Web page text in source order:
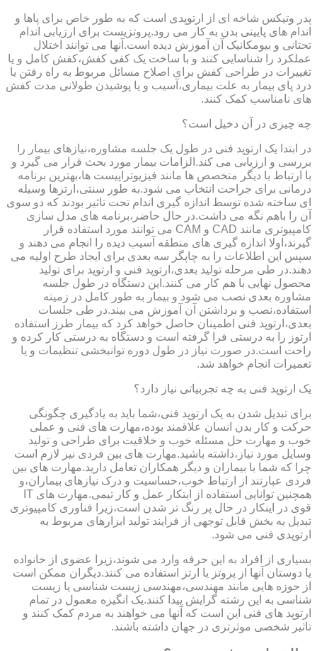
پدر وتیکس شاخه ای از ارتوپدی است که به طور خاص برای پاها و
اندام های پایینی بدن به کار می رود.پروتزیست برای ارزیابی اندام
تحتانی و بیومکانیک آن آموزش دیده است.آنها می توانند اختلال
عملکرد را شناسایی کنند و با ساخت یک کفی کفش،کفش کامل و یا
تغییرات در طراحی کفش برای اصلاح مسائل مربوط به راه رفتن یا
درد پای بیمار به علت بیماری،آسیب و یا پوشیدن طولانی مدت کفش
های نامناسب کمک کنند.
چه چیزی در آن دخیل است؟
در ابتدا یک ارتوپد فنی در طول یک جلسه مشاوره،نیازهای بیمار را
بررسی و ارزیابی می کند.الزامات بیمار مورد بحث قرار می گیرد و
با ارتباط با دیگر متخصص ها مانند فیزیوتراپیست ها،بهترین برنامه
درمانی برای جراحت انتخاب می شود.به طور سنتی،ارتزها وسیله
ای ساخته شده توسط اندازه گیری اندام تحت تاثیر بودند که دو سوی
آن را باهم نگه می داشت.در حال حاضر،برنامه های مدل سازی
کامپیوتری مانند CAD و CAM می توانند مورد استفاده قرار
گیرند،اولا اندازه گیری های منطقه آسیب دیده را انجام می دهند و
سپس این اطلاعات را به چاپگر سه بعدی برای ایجاد طرح اولیه می
دهند.در طی مرحله تولید بعدی،ارتوپد فنی و ارتوپد برای تولید
محصول نهایی با هم کار می کنند.این دستگاه در طول جلسه
مشاوره بعدی نصب می شود و بیمار به طور کامل در زمینه
استفاده،نصب و برداشتن آن آموزش می بیند.در طی جلسات
بعدی،ارتوپد فنی اطمینان حاصل خواهد کرد که بیمار طرز استفاده
ارتوز را به درستی فرا گرفته است و دستگاه به درستی کار کرده و
راحت است.در صورت نیاز در طول دوره توانبخشی تنظیمات و یا
تعمیرات انجام خواهد شد.
یک ارتوپد فنی به چه تجربیاتی نیاز دارد؟
برای تبدیل شدن به یک ارتوپد فنی،شما باید به یادگیری چگونگی
حرکت و کار بدن انسان علاقمند بوده،مهارت های فنی و عملی
خوب و مهارت حل مسئله خوب و خلاقیت برای طراحی و تولید
وسایل مورد نیاز،داشته باشید.مهارت های بین فردی نیز لازم است
چرا که شما با بیماران و دیگر همکاران تعامل دارید.مهارت های بین
فردی عبارتند از ارتباط خوب،حساسیت و درک نیازهای بیماران،و
همچنین توانایی استفاده از ابتکار عمل و کار تیمی.مهارت های IT
قوی در اینکار در حال پر رنگ تر شدن است،زیرا فناوری کامپیوتری
تبدیل به بخش قابل توجهی از فرایند تولید ابزارهای مربوط به
ارتوپدی فنی می شود.
بسیاری از افراد به این حرفه وارد می شوند،زیرا عضوی از خانواده
یا دوستان آنها از پروتز یا ارتز استفاده می کنند.دیگران ممکن است
از حوزه هایی مانند مهندسی،مهندسی زیست شناسی یا زیست
شناسی به این رشته گرایش پیدا کنند.یک انگیزه معمول در تمام
ارتوپد های فنی این است که آنها می خواهند به مردم کمک کنند و
تاثیر شخصی موثرتری در جهان داشته باشند.